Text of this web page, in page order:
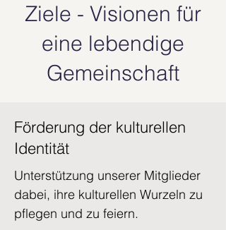
Ziele - Visionen für
eine lebendige
Gemeinschaft
Förderung der kulturellen
Identität
Unterstützung unserer Mitglieder
dabei, ihre kulturellen Wurzeln zu
pflegen und zu feiern.